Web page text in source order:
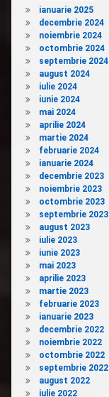
ianuarie 2025
decembrie 2024
noiembrie 2024
octombrie 2024
septembrie 2024
august 2024
iulie 2024
iunie 2024
mai 2024
aprilie 2024
martie 2024
februarie 2024
ianuarie 2024
decembrie 2023
noiembrie 2023
octombrie 2023
septembrie 2023
august 2023
iulie 2023
iunie 2023
mai 2023
aprilie 2023
martie 2023
februarie 2023
ianuarie 2023
decembrie 2022
noiembrie 2022
octombrie 2022
septembrie 2022
august 2022
iulie 2022